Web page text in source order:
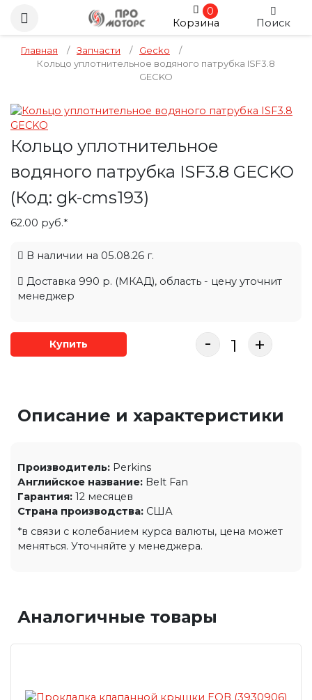
0
Корзина
Поиск
Главная / Запчасти / Gecko
/
Кольцо уплотнительное водяного патрубка ISF3.8
GECKO
Кольцо уплотнительное
водяного патрубка ISF3.8 GECKO
(Код: gk-cms193)
62.00 руб.*
В наличии на 05.08.26 г.
Доставка 990 р. (МКАД), область - цену уточнит
менеджер
Купить - +
Описание и характеристики
Производитель: Perkins
Английское название: Belt Fan
Гарантия: 12 месяцев
Страна производства: США
*в связи с колебанием курса валюты, цена может
меняться. Уточняйте у менеджера.
Аналогичные товары